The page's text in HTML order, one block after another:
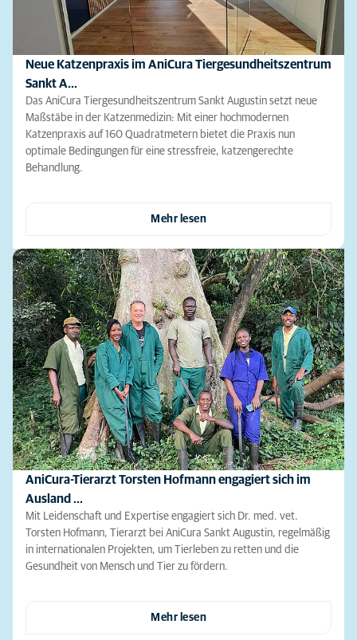
Neue Katzenpraxis im AniCura Tiergesundheitszentrum
Sankt A…
Das AniCura Tiergesundheitszentrum Sankt Augustin setzt neue
Maßstäbe in der Katzenmedizin: Mit einer hochmodernen
Katzenpraxis auf 160 Quadratmetern bietet die Praxis nun
optimale Bedingungen für eine stressfreie, katzengerechte
Behandlung.
Mehr lesen
AniCura-Tierarzt Torsten Hofmann engagiert sich im
Ausland …
Mit Leidenschaft und Expertise engagiert sich Dr. med. vet.
Torsten Hofmann, Tierarzt bei AniCura Sankt Augustin, regelmäßig
in internationalen Projekten, um Tierleben zu retten und die
Gesundheit von Mensch und Tier zu fördern.
Mehr lesen